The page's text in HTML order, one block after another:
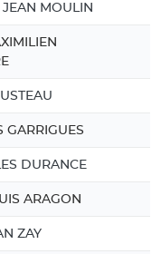
JEAN MOULIN
GARRIGUES
DURANCE
ARAGON
ZAY